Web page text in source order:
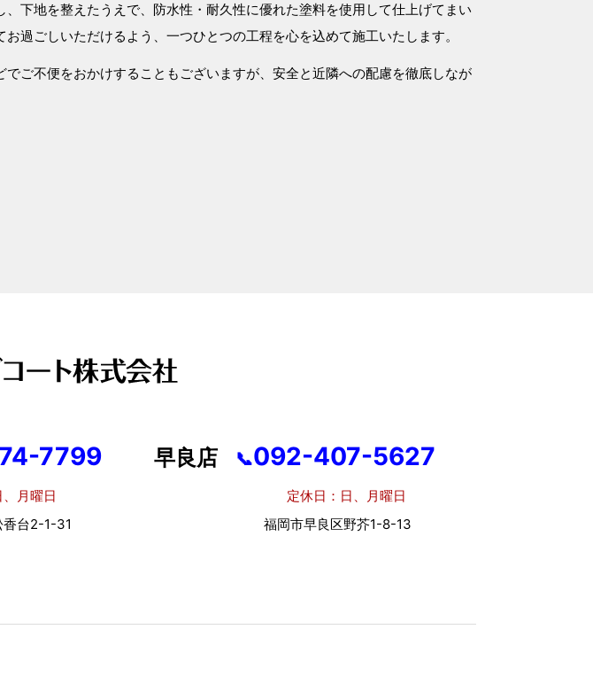
、下地を整えたうえで、防水性・耐久性に優れた塗料を使用して仕上げてまい
過ごしいただけるよう、一つひとつの工程を心を込めて施工いたします。
ご不便をおかけすることもございますが、安全と近隣への配慮を徹底しなが
7799
曜日
2-1-31
早良店 📞092-407-5627
定休日：日、月曜日
福岡市早良区野芥1-8-13